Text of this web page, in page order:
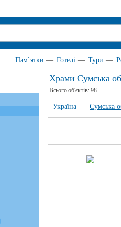
Пам`ятки — Готелі — Тури —
Храми Сумська
Всього об'єктів: 98
Україна Сумська